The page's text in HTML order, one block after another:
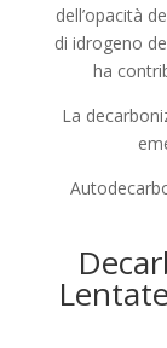
dell’opacità
di idrogeno
ha
La